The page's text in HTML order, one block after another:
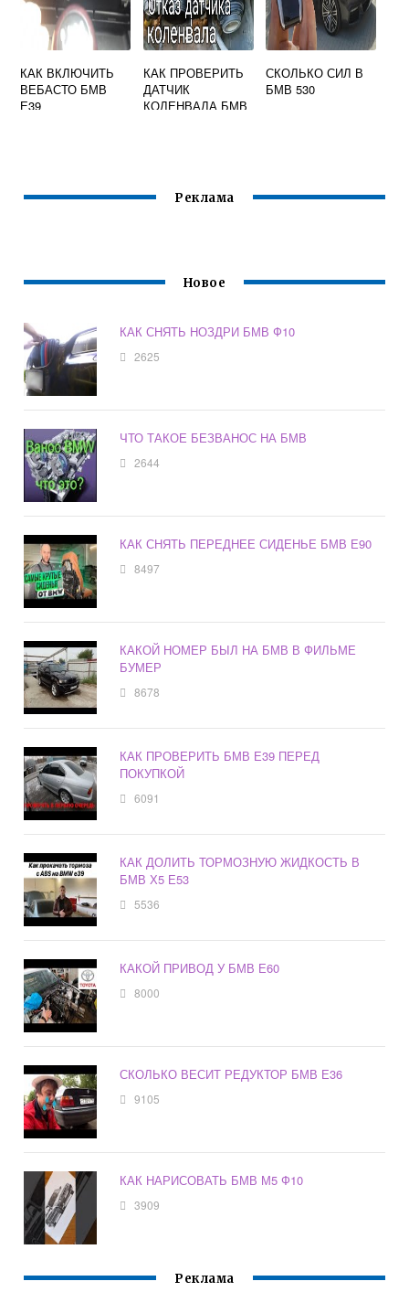
КАК ВКЛЮЧИТЬ
ВЕБАСТО БМВ
Е39
КАК ПРОВЕРИТЬ
ДАТЧИК
КОЛЕНВАЛА БМВ
СКОЛЬКО СИЛ В
БМВ 530
Реклама
Новое
КАК СНЯТЬ НОЗДРИ БМВ Ф10
2625
ЧТО ТАКОЕ БЕЗВАНОС НА БМВ
2644
КАК СНЯТЬ ПЕРЕДНЕЕ СИДЕНЬЕ БМВ Е90
8497
КАКОЙ НОМЕР БЫЛ НА БМВ В ФИЛЬМЕ
БУМЕР
8678
КАК ПРОВЕРИТЬ БМВ Е39 ПЕРЕД
ПОКУПКОЙ
6091
КАК ДОЛИТЬ ТОРМОЗНУЮ ЖИДКОСТЬ В
БМВ Х5 Е53
5536
КАКОЙ ПРИВОД У БМВ Е60
8000
СКОЛЬКО ВЕСИТ РЕДУКТОР БМВ Е36
9105
КАК НАРИСОВАТЬ БМВ М5 Ф10
3909
Реклама